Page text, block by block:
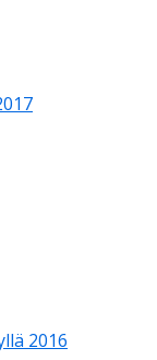
2016